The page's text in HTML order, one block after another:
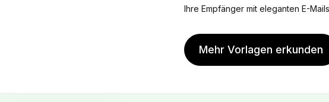
Ihre Empfänger mit eleganten E-
Mehr Vorlagen erkunden